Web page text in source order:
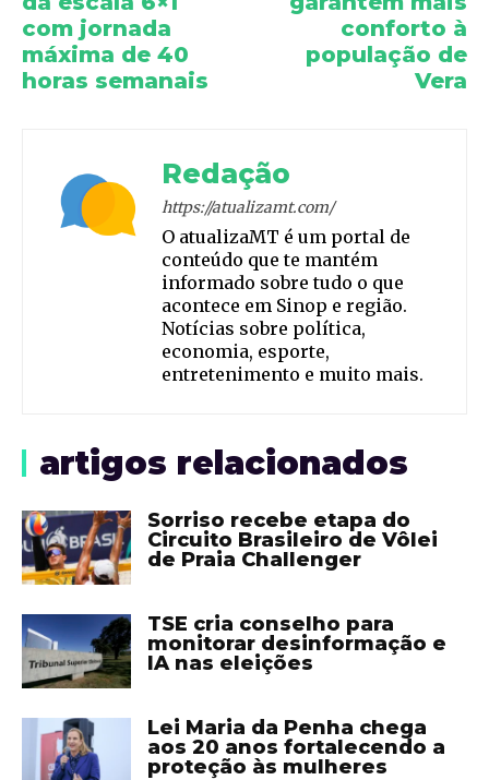
com jornada
máxima de 40
horas semanais
conforto à
população de
Vera
Redação
https://atualizamt.com/
O atualizaMT é um portal de
conteúdo que te mantém
informado sobre tudo o que
acontece em Sinop e região.
Notícias sobre política,
economia, esporte,
entretenimento e muito mais.
artigos relacionados
Sorriso recebe etapa do
Circuito Brasileiro de Vôlei
de Praia Challenger
TSE cria conselho para
monitorar desinformação e
IA nas eleições
Lei Maria da Penha chega
aos 20 anos fortalecendo a
proteção às mulheres